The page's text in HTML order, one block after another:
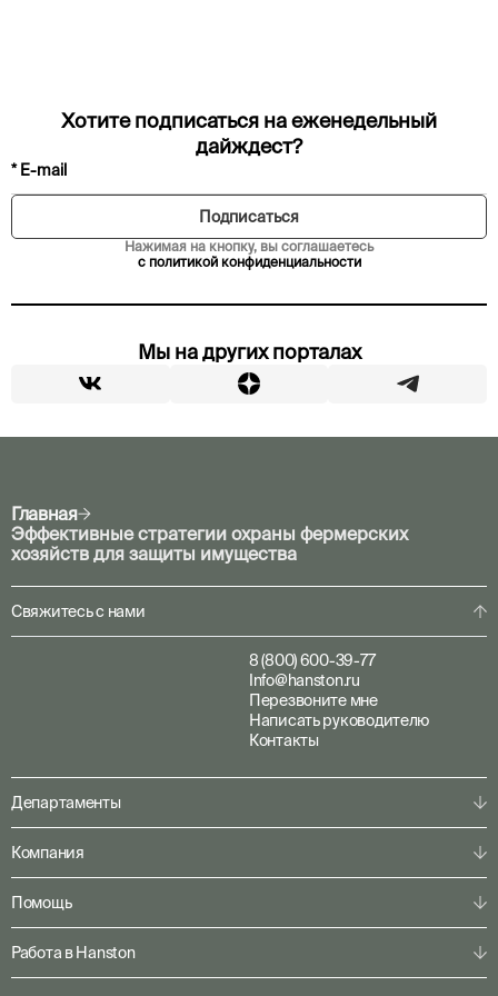
Хотите подписаться на еженедельный
дайждест?
Нажимая на кнопку, вы соглашаетесь
с политикой конфиденциальности
Мы на других порталах
Главная
Эффективные стратегии охраны фермерских
хозяйств для защиты имущества
Департаменты
Системы безопасности
Компания
Пресс-центр
Помощь
Работа в Hanston
Свяжитесь с нами
8 (800) 600-39-77
Info@hanston.ru
Перезвоните мне
Написать руководителю
Контакты